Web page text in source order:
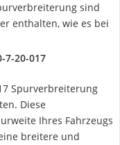
sind
enthalten, wie es bei
7-20-017
Spurverbreiterung
Diese
Ihres Fahrzeugs
breitere und